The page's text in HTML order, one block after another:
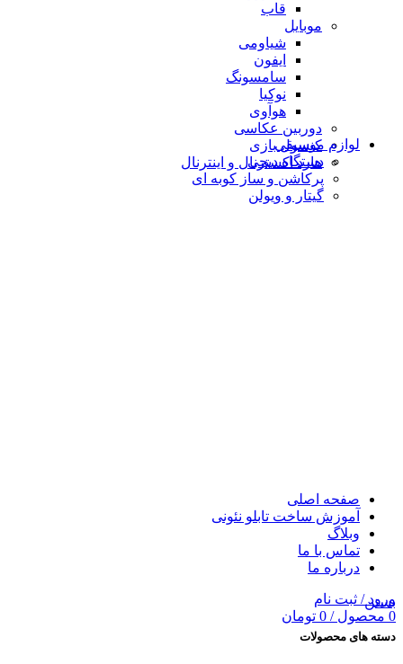
قاب
موبایل
شیاومی
ایفون
سامسونگ
نوکیا
هوآوی
دوربین عکاسی
کنسول بازی
هارد اکسترنال و اینترنال
لوازم موسیقی
دستگاه دیجى
پرکاشن و ساز کوبه ای
گیتار و ویولن
صفحه اصلی
آموزش ساخت تابلو نئونی
وبلاگ
تماس با ما
درباره ما
ورود / ثبت نام
0 محصول /
0 تومان
بستن
دسته های محصولات